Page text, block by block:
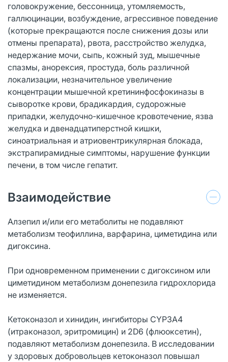
головокружение, бессонница, утомляемость,
галлюцинации, возбуждение, агрессивное поведение
(которые прекращаются после снижения дозы или
отмены препарата), рвота, расстройство желудка,
недержание мочи, сыпь, кожный зуд, мышечные
спазмы, анорексия, простуда, боль различной
локализации, незначительное увеличение
концентрации мышечной кретининфосфокиназы в
сыворотке крови, брадикардия, судорожные
припадки, желудочно-кишечное кровотечение, язва
желудка и двенадцатиперстной кишки,
синоатриальная и атриовентрикулярная блокада,
экстрапирамидные симптомы, нарушение функции
печени, в том числе гепатит.
Взаимодействие
Алзепил и/или его метаболиты не подавляют
метаболизм теофиллина, варфарина, циметидина или
дигоксина.
При одновременном применении с дигоксином или
циметидином метаболизм донепезила гидрохлорида
не изменяется.
Кетоконазол и хинидин, ингибиторы CYP3A4
(итраконазол, эритромицин) и 2D6 (флюоксетин),
подавляют метаболизм донепезила. В исследовании
у здоровых добровольцев кетоконазол повышал